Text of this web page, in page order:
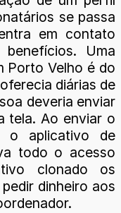
se passa
em contato
Uma
Porto Velho é do
diárias de
deveria enviar
tela. Ao enviar o
o aplicativo de
todo o acesso
clonado os
dinheiro aos